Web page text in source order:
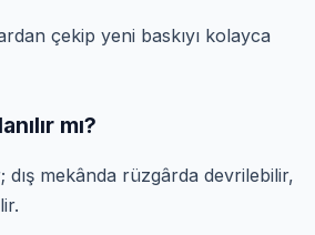
çekip yeni baskıyı kolayca
mı?
dış mekânda rüzgârda devrilebilir,